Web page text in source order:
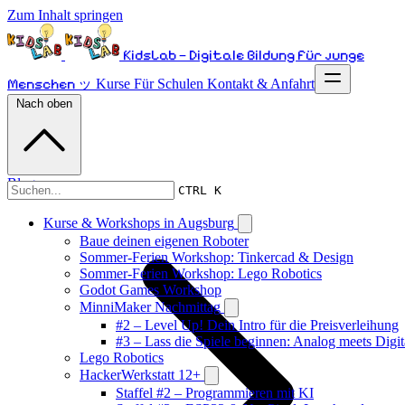
Zum Inhalt springen
KidsLab – Digitale Bildung für junge
Menschen ッ Kurse Für Schulen Kontakt & Anfahrt
CTRL K
Kurse & Workshops in Augsburg
Baue deinen eigenen Roboter
Sommer-Ferien Workshop: Tinkercad & Design
Sommer-Ferien Workshop: Lego Robotics
Godot Games Workshop
MinniMaker Nachmittag
#2 – Level Up! Dein Intro für die Preisverleihung
#3 – Lass die Spiele beginnen: Analog meets
Lego Robotics
HackerWerkstatt 12+
Staffel #2 – Programmieren mit KI
Nach oben
Blog